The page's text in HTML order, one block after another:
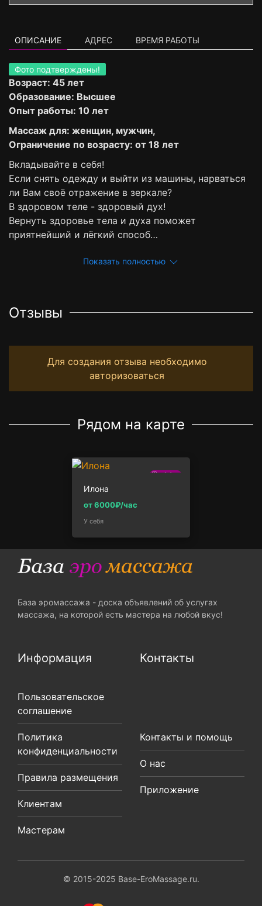
ОПИСАНИЕ АДРЕС ВРЕМЯ РАБОТЫ
Фото подтверждены!
Возраст: 45 лет
Образование: Высшее
Опыт работы: 10 лет
Массаж для: женщин, мужчин,
Ограничение по возрасту: от 18 лет
Вкладывайте в себя!
Если снять одежду и выйти из машины, нарваться
ли Вам своё отражение в зеркале?
В здоровом теле - здоровый дух!
Вернуть здоровье тела и духа поможет
приятнейший и лёгкий способ…
Показать полностью
Отзывы
Для создания отзыва необходимо
авторизоваться
Рядом на карте
2.0км
Илона
от 6000₽/час
У себя
База эромассажа - доска объявлений об услугах
массажа, на которой есть мастера на любой вкус!
Информация
Пользовательское
соглашение
Политика
конфиденциальности
Правила размещения
Клиентам
Мастерам
Контакты
Контакты и помощь
О нас
Приложение
© 2015-2025 Base-EroMassage.ru.